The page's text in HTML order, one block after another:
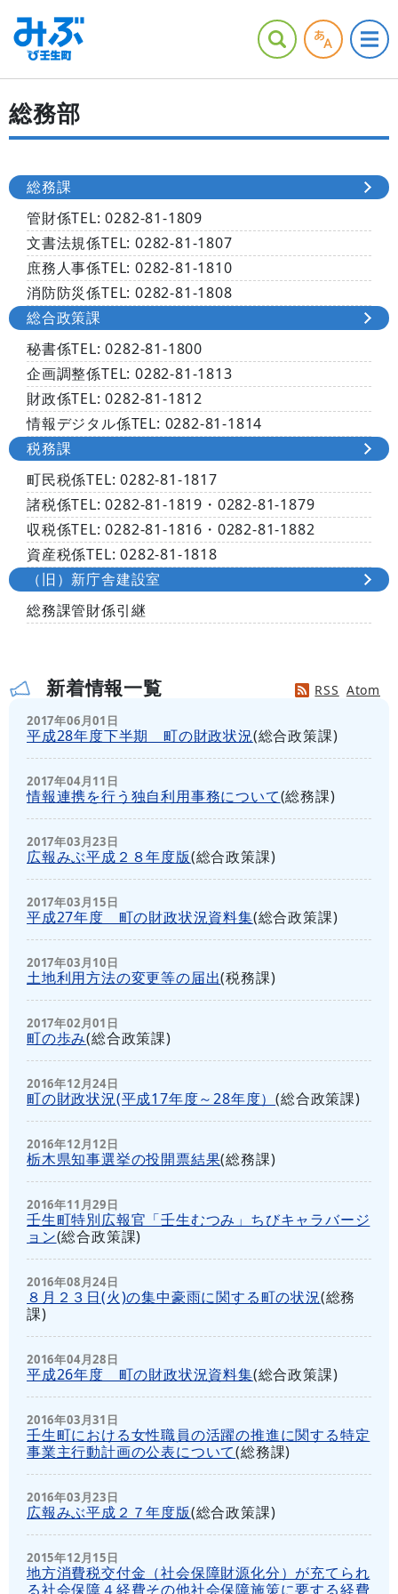
総務部
総務課
管財係TEL: 0282‐81-1809
文書法規係TEL: 0282‐81-1807
庶務人事係TEL: 0282‐81-1810
消防防災係TEL: 0282‐81-1808
総合政策課
秘書係TEL: 0282‐81-1800
企画調整係TEL: 0282‐81-1813
財政係TEL: 0282‐81-1812
情報デジタル係TEL: 0282‐81-1814
税務課
町民税係TEL: 0282‐81-1817
諸税係TEL: 0282‐81-1819・0282‐81-1879
収税係TEL: 0282‐81-1816・0282‐81-1882
資産税係TEL: 0282‐81-1818
（旧）新庁舎建設室
総務課管財係引継
RSS Atom
新着情報一覧
2017年06月01日
平成28年度下半期 町の財政状況(総合政策課)
2017年04月11日
情報連携を行う独自利用事務について(総務課)
2017年03月23日
広報みぶ平成２８年度版(総合政策課)
2017年03月15日
平成27年度 町の財政状況資料集(総合政策課)
2017年03月10日
土地利用方法の変更等の届出(税務課)
2017年02月01日
町の歩み(総合政策課)
2016年12月24日
町の財政状況(平成17年度～28年度）(総合政策課)
2016年12月12日
栃木県知事選挙の投開票結果(総務課)
2016年11月29日
壬生町特別広報官「壬生むつみ」ちびキャラバージ
ョン(総合政策課)
2016年08月24日
８月２３日(火)の集中豪雨に関する町の状況(総務
課)
2016年04月28日
平成26年度 町の財政状況資料集(総合政策課)
2016年03月31日
壬生町における女性職員の活躍の推進に関する特定
事業主行動計画の公表について(総務課)
2016年03月23日
広報みぶ平成２７年度版(総合政策課)
2015年12月15日
地方消費税交付金（社会保障財源化分）が充てられ
る社会保障４経費その他社会保障施策に要する経費